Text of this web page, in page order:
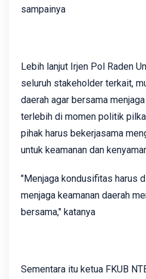
sampainya
Lebih lanjut Irjen Pol Raden
seluruh stakeholder terkait,
daerah agar bersama
terlebih di momen politik
pihak harus bekerjasama
untuk keamanan dan
"Menjaga kondusifitas harus
menjaga keamanan daerah
bersama," katanya
Sementara itu ketua FKUB